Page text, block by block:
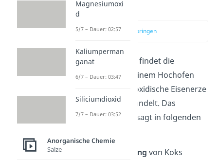
erklärt
zum Video springen
Im Hochofenprozess findet die
Eisengewinnung in einem Hochofen
statt. Dabei werden oxidische Eisenerze
zu Roheisen umgewandelt. Das
geschieht einfach gesagt in folgenden
Verbrennung von Koks
Magnesiumoxi
d
5/7 – Dauer: 02:57
Kaliumperman
ganat
6/7 – Dauer: 03:47
Siliciumdioxid
7/7 – Dauer: 03:52
Anorganische Chemie
Salze